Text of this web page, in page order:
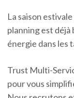
La saison
planning est
énergie dans les
Trust Multi-
pour vous